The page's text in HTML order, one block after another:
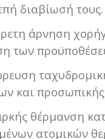
διαβίωσή τους.
άρνηση
των
και
θέρμανση
ατομικών